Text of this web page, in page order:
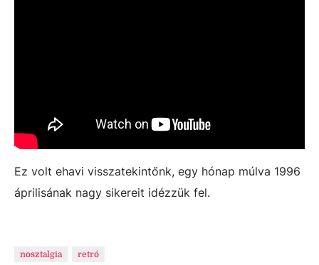
Ez volt ehavi visszatekintőnk, egy hónap múlva 1996
áprilisának nagy sikereit idézzük fel.
nosztalgia retró